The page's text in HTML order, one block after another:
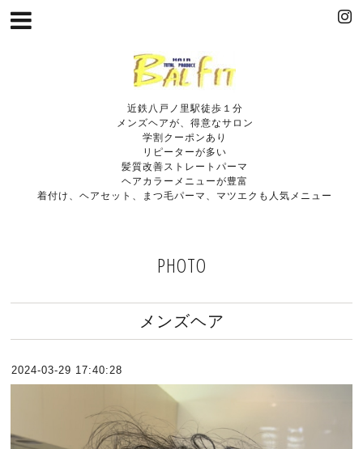
近鉄八戸ノ里駅徒歩１分
メンズヘアが、得意なサロン
学割クーポンあり
リピーターが多い
髪質改善ストレートパーマ
ヘアカラーメニューが豊富
着付け、ヘアセット、まつ毛パーマ、マツエクも人気メニュー
PHOTO
メンズヘア
2024-03-29 17:40:28